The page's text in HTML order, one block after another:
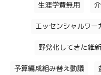
生涯学費無用
エッセンシャルワー
野党化してきた維新
予算編成組み替え動議